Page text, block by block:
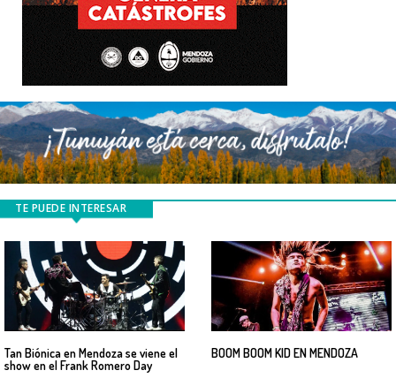
TE PUEDE INTERESAR
Tan Biónica en Mendoza se viene el
show en el Frank Romero Day
BOOM BOOM KID EN MENDOZA